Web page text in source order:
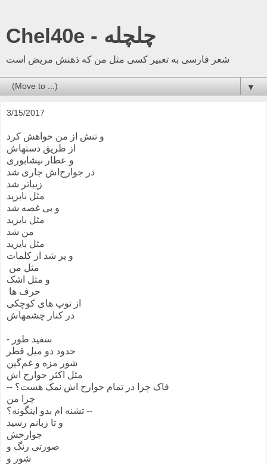
Chel40e - چلچله
شعر فارسی به تعبیر کسی مثل من که ذهنش مریض است
▼
3/15/2017
و تنش از من خواهش کرد
از طریق دستهاش
و عطار نیشابوری
در جوارح‌اش جاری شد
زیباتر شد
مثل بایزید
و بی غصه شد
مثل بایزید
من شد
مثل بایزید
و پر شد از کلمات
مثل من
و مثل اشک
حرف ها
از توپ های کوچکی
در کنار چشمهاش
- سفید طور
حدود دو میل قطر
شور مزه و غم‌گین
مثل اکثر جوارح اش
-- فاک چرا در تمام جوارح اش نمک هست؟
چرا من
تشنه ام بدو اینگونه؟ --
و تا زبانم رسید
جوارحش
صورتی رنگ و
شور و